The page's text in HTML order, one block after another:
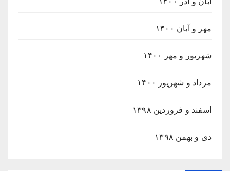
مهر و آبان ۱۴۰۰
شهریور و مهر ۱۴۰۰
مرداد و شهریور ۱۴۰۰
اسفند و فروردین ۱۳۹۸
دی و بهمن ۱۳۹۸